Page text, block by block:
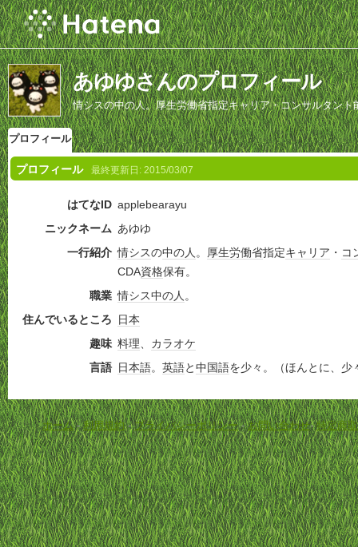
あゆゆさんのプロフィール
情シスの中の人。厚生労働省指定キャリア・コンサルタン
プロフィール
プロフィール 最終更新日: 2015/03/07
はてなID applebearayu
ニックネーム あゆゆ
一行紹介 情シスの中の人。 厚生労働省指定キャリア ・ コ
CDA資格保有。
職業 情シス中の人。
住んでいるところ
日本
趣味 料理、 カラオケ
言語 日本語。 英語と中国語を少々。（ほんとに、少
ホーム-利用規約-プライバシーポリシー-お問い合わせ-特定商